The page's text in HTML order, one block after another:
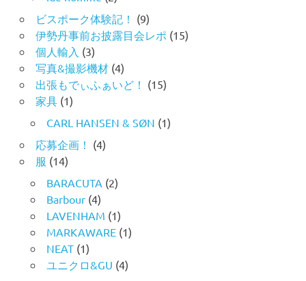
ビスポーク体験記！ (9)
伊勢丹事前お披露目会レポ (15)
個人輸入 (3)
写真&撮影機材(4)
出張もでぃふぁいど！ (15)
家具(1)
CARL HANSEN & SØN (1)
応募企画！ (4)
服 (14)
BARACUTA (2)
Barbour(4)
LAVENHAM (1)
MARKAWARE(1)
NEAT(1)
ユニクロ&GU (4)